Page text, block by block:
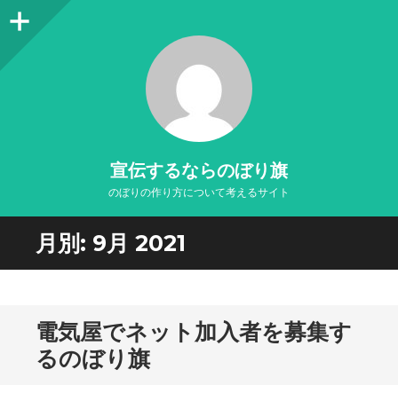
宣伝するならのぼり旗
のぼりの作り方について考えるサイト
月別: 9月 2021
電気屋でネット加入者を募集す
るのぼり旗